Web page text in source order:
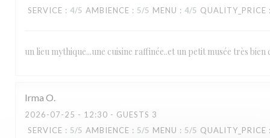
SERVICE : 4/5 AMBIENCE : 5/5 MENU : 4/5 QUALITY_PRICE
un lieu mythique...une cuisine raffinée..et un petit musée très bien
Irma O
2026-07-25 - 12:30 - GUESTS 3
SERVICE : 5/5 AMBIENCE : 5/5 MENU : 5/5 QUALITY_PRICE